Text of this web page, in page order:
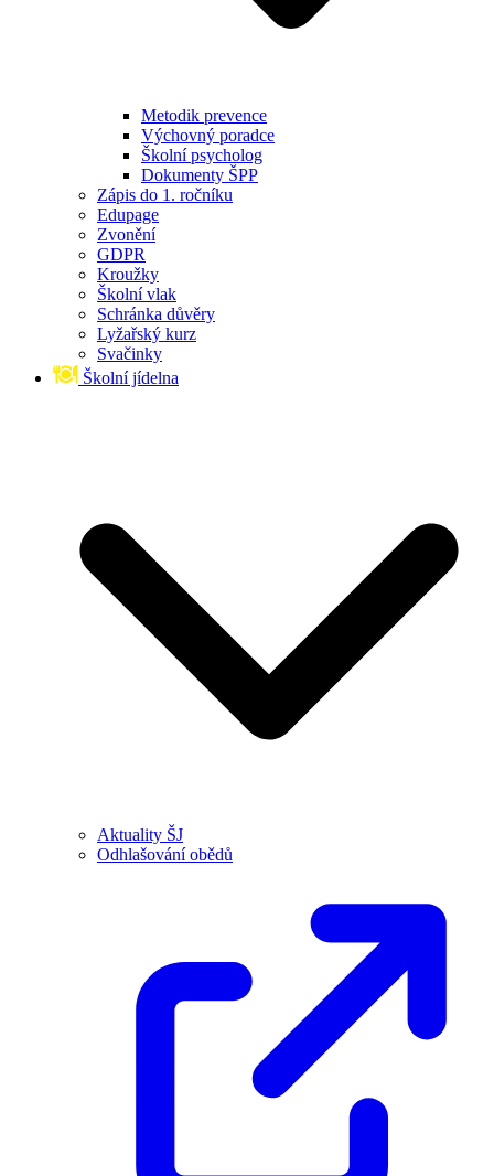
Metodik prevence
Výchovný poradce
Školní psycholog
Dokumenty ŠPP
Zápis do 1. ročníku
Edupage
Zvonění
GDPR
Kroužky
Školní vlak
Schránka důvěry
Lyžařský kurz
Svačinky
Školní jídelna
Aktuality ŠJ
Odhlašování obědů